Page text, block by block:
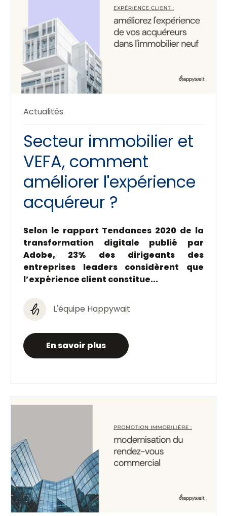
Actualités
Secteur immobilier et
VEFA, comment
améliorer l'expérience
acquéreur ?
Selon le rapport Tendances 2020 de la
transformation digitale publié par
Adobe, 23% des dirigeants des
entreprises leaders considèrent que
l’expérience client constitue...
L'équipe Happywait
En savoir plus